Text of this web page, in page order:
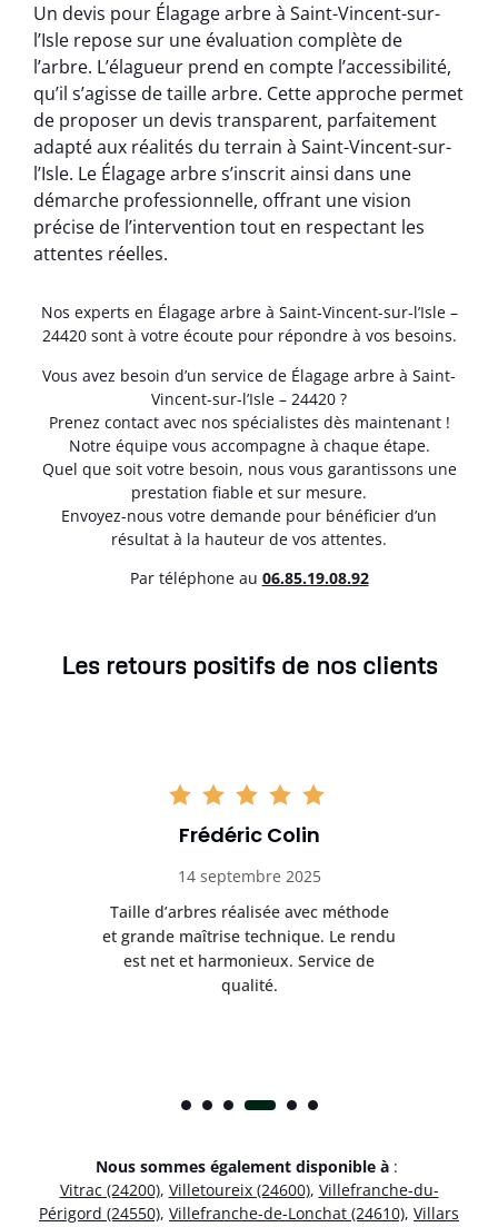
Un devis pour Élagage arbre à Saint-Vincent-sur-
l’Isle repose sur une évaluation complète de
l’arbre. L’élagueur prend en compte l’accessibilité,
qu’il s’agisse de taille arbre. Cette approche permet
de proposer un devis transparent, parfaitement
adapté aux réalités du terrain à Saint-Vincent-sur-
l’Isle. Le Élagage arbre s’inscrit ainsi dans une
démarche professionnelle, offrant une vision
précise de l’intervention tout en respectant les
attentes réelles.
Nos experts en Élagage arbre à Saint-Vincent-sur-l’Isle –
24420 sont à votre écoute pour répondre à vos besoins.
Vous avez besoin d’un service de Élagage arbre à Saint-
Vincent-sur-l’Isle – 24420 ?
Prenez contact avec nos spécialistes dès maintenant !
Notre équipe vous accompagne à chaque étape.
Quel que soit votre besoin, nous vous garantissons une
prestation fiable et sur mesure.
Envoyez-nous votre demande pour bénéficier d’un
résultat à la hauteur de vos attentes.
Par téléphone au 06.85.19.08.92
Les retours positifs de nos clients
Frédéric Colin
14 septembre 2025
Taille d’arbres réalisée avec méthode
et grande maîtrise technique. Le rendu
est net et harmonieux. Service de
qualité.
Nous sommes également disponible à :
Vitrac (24200), Villetoureix (24600), Villefranche-du-
Périgord (24550), Villefranche-de-Lonchat (24610), Villars